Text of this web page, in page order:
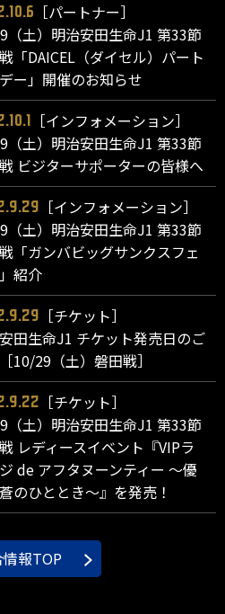
［パートナー］
（土）明治安田生命J1 第33節
「DAICEL（ダイセル）パート
ー」開催のお知らせ
［インフォメーション］
（土）明治安田生命J1 第33節
ビジターサポーターの皆様へ
［インフォメーション］
（土）明治安田生命J1 第33節
「ガンバビッグサンクスフェ
紹介
［チケット］
田生命J1 チケット発売日のご
10/29（土）磐田戦］
［チケット］
（土）明治安田生命J1 第33節
レディースイベント『VIPラ
de アフタヌーンティー ～優
のひととき～』を発売！
報TOP